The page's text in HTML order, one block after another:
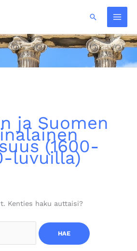
Hae
ja Suomen
(1600-
luvuilla)
Kenties haku auttaisi?